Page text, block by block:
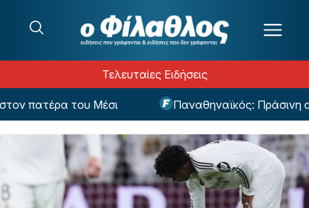
Τελευταίες Ειδήσεις
πατέρα του Μέσι Παναθηναϊκός: Πράσινη